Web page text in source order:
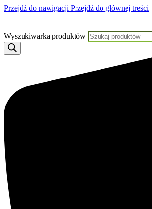
Przejdź do nawigacji Przejdź do głównej treści
Wyszukiwarka produktów